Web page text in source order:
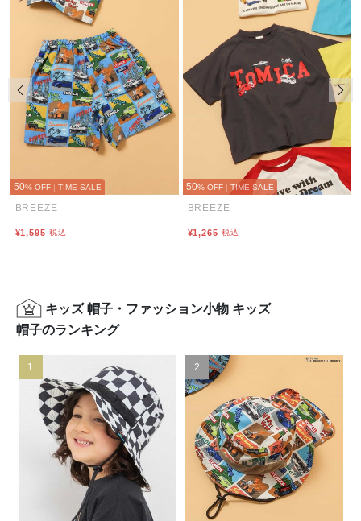
50% OFF | TIME SALE
BREEZE
¥1,595 税込
50% OFF | TIME SALE
BREEZE
¥1,265 税込
前の画像 次
キッズ 帽子・ファッション小物 キッズ
帽子のランキング
1 2